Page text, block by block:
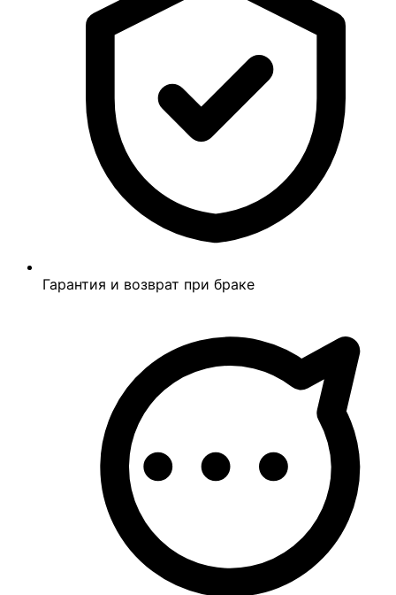
Гарантия и возврат при браке